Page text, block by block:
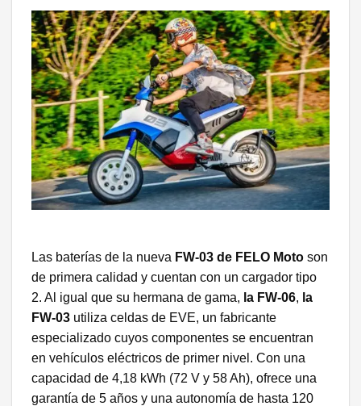
Las baterías de la nueva FW-03 de FELO Moto son
de primera calidad y cuentan con un cargador tipo
2. Al igual que su hermana de gama, la FW-06, la
FW-03 utiliza celdas de EVE, un fabricante
especializado cuyos componentes se encuentran
en vehículos eléctricos de primer nivel. Con una
capacidad de 4,18 kWh (72 V y 58 Ah), ofrece una
garantía de 5 años y una autonomía de hasta 120